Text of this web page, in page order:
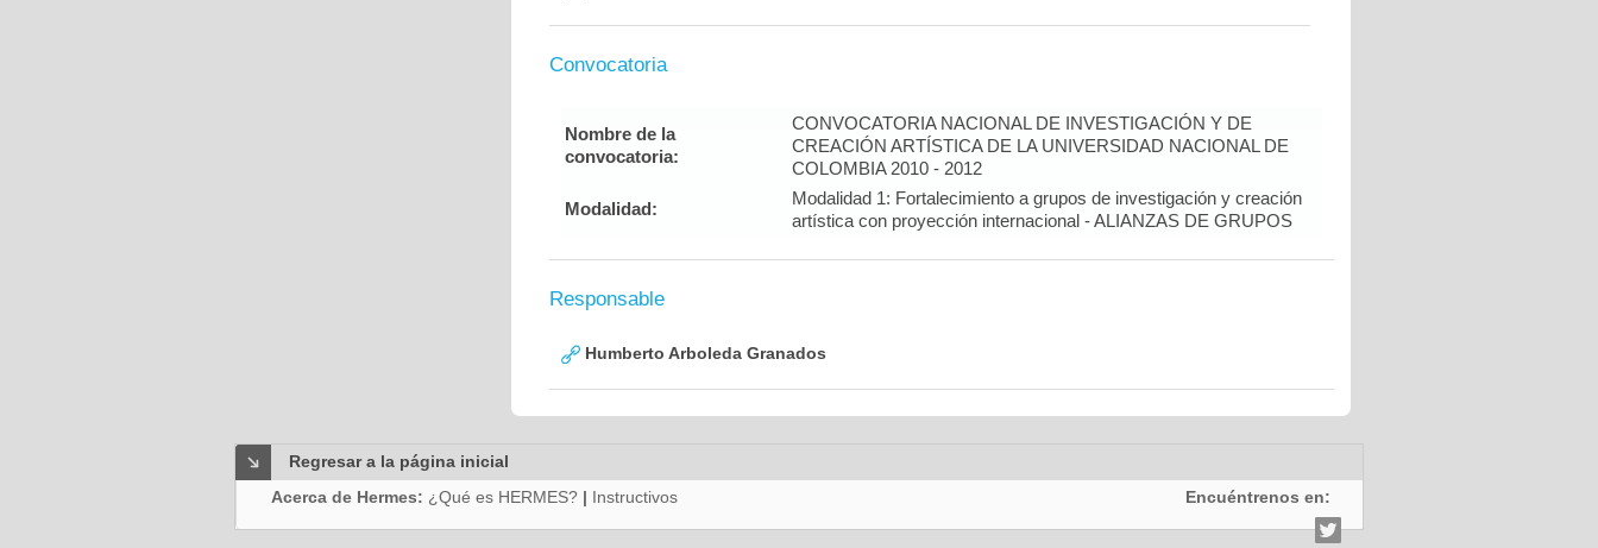
Convocatoria
Nombre de la
convocatoria:
CONVOCATORIA NACIONAL DE INVESTIGACIÓN Y DE
CREACIÓN ARTÍSTICA DE LA UNIVERSIDAD NACIONAL DE
COLOMBIA 2010 - 2012
Modalidad:
Modalidad 1: Fortalecimiento a grupos de investigación y creación
artística con proyección internacional - ALIANZAS DE GRUPOS
Responsable
Humberto Arboleda Granados
Regresar a la página inicial
Acerca de Hermes: ¿Qué es HERMES? | Instructivos Encuéntrenos en: